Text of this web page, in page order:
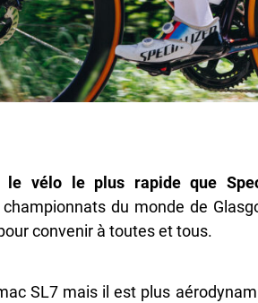
le vélo le plus rapide que
du monde de
convenir à toutes et tous.
SL7 mais il est plus